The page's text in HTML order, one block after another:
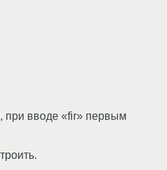
при вводе «fir» первым